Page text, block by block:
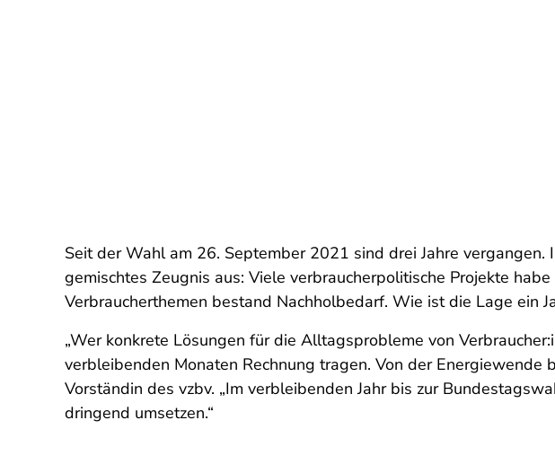
Seit der Wahl am 26. September 2021 sind drei Jahre vergangen.
gemischtes Zeugnis aus: Viele verbraucherpolitische Projekte
Verbraucherthemen bestand Nachholbedarf. Wie ist die Lage ein
„Wer konkrete Lösungen für die Alltagsprobleme von
verbleibenden Monaten Rechnung tragen. Von der
Vorständin des vzbv. „Im verbleibenden Jahr bis zur
dringend umsetzen.“